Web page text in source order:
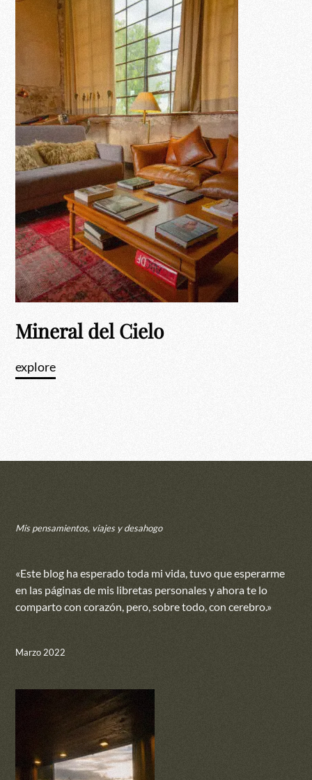
Mineral del Cielo
explore
Mis pensamientos, viajes y desahogo
«Este blog ha esperado toda mi vida, tuvo que esperarme
en las páginas de mis libretas personales y ahora te lo
comparto con corazón, pero, sobre todo, con cerebro.»
Marzo 2022